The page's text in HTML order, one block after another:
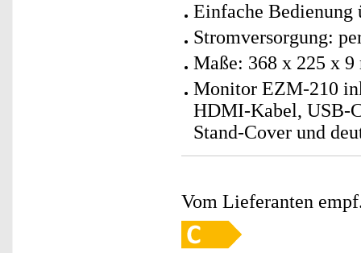
Einfache Bedienung
Stromversorgung:
Maße: 368 x 225 x
Monitor EZM-210
HDMI-Kabel, USB-
Stand-Cover und
Vom Lieferanten